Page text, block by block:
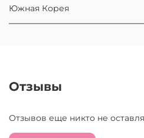
Южная Корея
Отзывы
Отзывов еще никто не